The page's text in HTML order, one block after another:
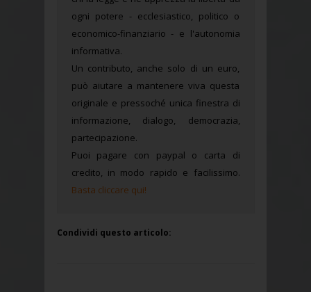
ogni potere - ecclesiastico, politico o
economico-finanziario - e l'autonomia
informativa.
Un contributo, anche solo di un euro,
può aiutare a mantenere viva questa
originale e pressoché unica finestra di
informazione, dialogo, democrazia,
partecipazione.
Puoi pagare con paypal o carta di
credito, in modo rapido e facilissimo.
Basta cliccare qui!
Condividi questo articolo: